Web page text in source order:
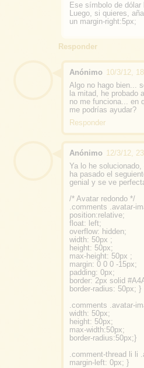
Ese símbolo de dólar
Luego, si quieres,
un margin-right:5px;
Responder
Anónimo 10/3/12,
Algo no hago bien...
la mitad, he probado
no me funciona... en
me podrías ayudar?
Responder
Anónimo 12/3/12,
Ya lo he solucionado,
ha pasado el
genial y se ve
/* Avatar redondo */
.comments .avatar-
position:relative;
float: left;
overflow: hidden;
width: 50px ;
height: 50px;
max-height: 50px ;
margin: 0 0 0 -15px;
padding: 0px;
border: 2px solid
border-radius: 50px; }
.comments .avatar-
width: 50px;
height: 50px;
max-width:50px;
border-radius:50px;}
.comment-thread li li
margin-left: 0px; }